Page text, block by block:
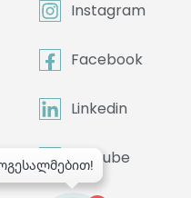
Instagram
Facebook
Linkedin
Youtube